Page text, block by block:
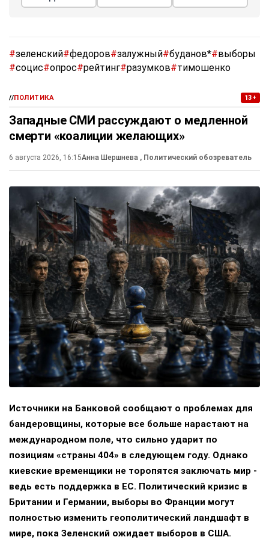
#зеленский#федоров#залужный#буданов*#выборы
#социс#опрос#рейтинг#разумков#тимошенко
//ПОЛИТИКА 13+
Западные СМИ рассуждают о медленной
смерти «коалиции желающих»
6 августа 2026, 16:15Анна Шершнева , Политический обозреватель
Источники на Банковой сообщают о проблемах для
бандеровщины, которые все больше нарастают на
международном поле, что сильно ударит по
позициям «страны 404» в следующем году. Однако
киевские временщики не торопятся заключать мир -
ведь есть поддержка в ЕС. Политический кризис в
Британии и Германии, выборы во Франции могут
полностью изменить геополитический ландшафт в
мире, пока Зеленский ожидает выборов в США.